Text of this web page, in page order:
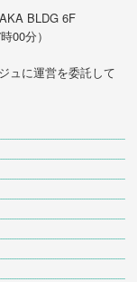
BLDG 6F
00分）
ュに運営を委託して